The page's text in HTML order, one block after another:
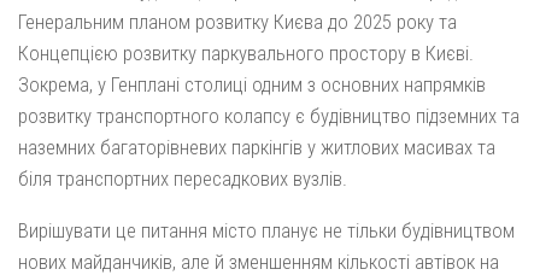
Генеральним планом розвитку Києва до 2025 року та
Концепцією розвитку паркувального простору в Києві.
Зокрема, у Генплані столиці одним з основних напрямків
розвитку транспортного колапсу є будівництво підземних та
наземних багаторівневих паркінгів у житлових масивах та
біля транспортних пересадкових вузлів.
Вирішувати це питання місто планує не тільки будівництвом
нових майданчиків, але й зменшенням кількості автівок на